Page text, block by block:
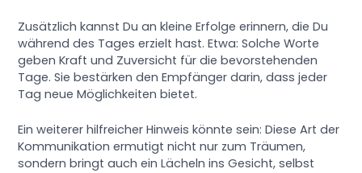
Zusätzlich kannst Du an kleine Erfolge erinnern, die Du
während des Tages erzielt hast. Etwa:Solche Worte
geben Kraft und Zuversicht für die bevorstehenden
Tage. Sie bestärken den Empfänger darin, dass jeder
Tag neue Möglichkeiten bietet.
Ein weiterer hilfreicher Hinweis könnte sein:Diese Art der
Kommunikation ermutigt nicht nur zum Träumen,
sondern bringt auch ein Lächeln ins Gesicht, selbst